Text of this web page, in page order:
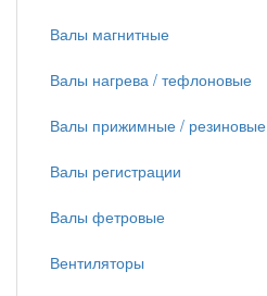
Валы магнитные
Валы нагрева / тефлоновые
Валы прижимные / резиновые
Валы регистрации
Валы фетровые
Вентиляторы